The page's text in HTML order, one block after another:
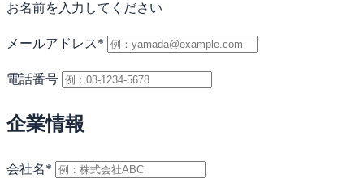
お名前を入力してください
メールアドレス*
電話番号
企業情報
会社名*